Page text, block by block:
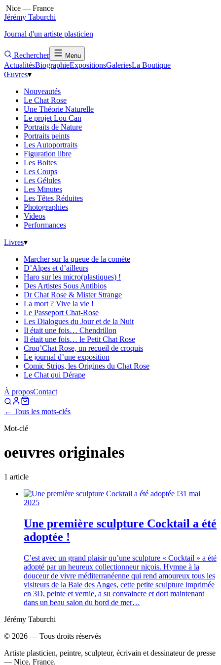
Nice — France
Jérémy Taburchi
Journal d'un artiste plasticien
Rechercher Menu
ActualitésBiographieExpositionsGaleriesLa Boutique
Œuvres▾
Nouveautés
Le Chat Rose
Une Théorie Naturelle
Le projet Lou Can
Portraits de Nature
Portraits peints
Les Autoportraits
Figuration libre
Les Boites
Les Coups
Les Gélules
Les Minutes
Les Têtes Réduites
Photographies
Videos
Performances
Livres▾
Marcher sur la queue de la comète
D’Alpes et d’ailleurs
Haro sur les micro(plastiques) !
Des Artistes Sous Antibios
Dr Chat Rose & Mister Strange
La mort ? Vive la vie !
Le Passeport Chat-Rose
Les Dialogues du Jour et de la Nuit
Il était une fois… Chendrillon
Il était une fois… le Petit Chat Rose
Croq’Chat Rose, un recueil de croquis
Le journal d’une exposition
Comic Strips, les Origines du Chat Rose
Le Chat qui Dérape
À proposContact
← Tous les mots-clés
Mot-clé
oeuvres originales
1 article
31 mai
2025
Une première sculpture Cocktail a été
adoptée !
C’est avec un grand plaisir qu’une sculpture « Cocktail » a été
adopté par un heureux collectionneur niçois. Hymne à la
douceur de vivre méditerranéenne qui rend amoureux tous les
visiteurs de la Baie des Anges, cette petite sculpture imprimée
en 3D, peinte et vernie, a su convaincre et dort maintenant
dans un beau salon du bord de mer…
Jérémy Taburchi
© 2026 — Tous droits réservés
Artiste plasticien, peintre, sculpteur, écrivain et dessinateur de presse
— Nice, France.